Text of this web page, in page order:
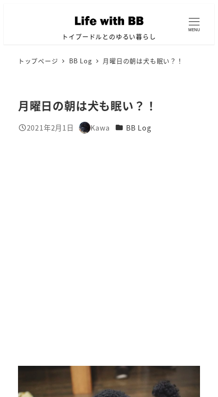
トイプードルとのゆるい暮らし
MENU
トップページ BB Log 月曜日の朝は犬も眠い？！
月曜日の朝は犬も眠い？！
投稿日
2021年2月1日
著
Kawa カテゴリー
BB Log